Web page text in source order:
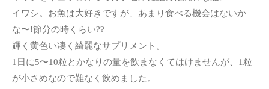
イワシ。お魚は大好きですが、あまり食べる機会はないか
な〜!節分の時くらい??
輝く黄色い凄く綺麗なサプリメント。
1日に5〜10粒とかなりの量を飲まなくてはけませんが、1粒
が小さめなので難なく飲めました。